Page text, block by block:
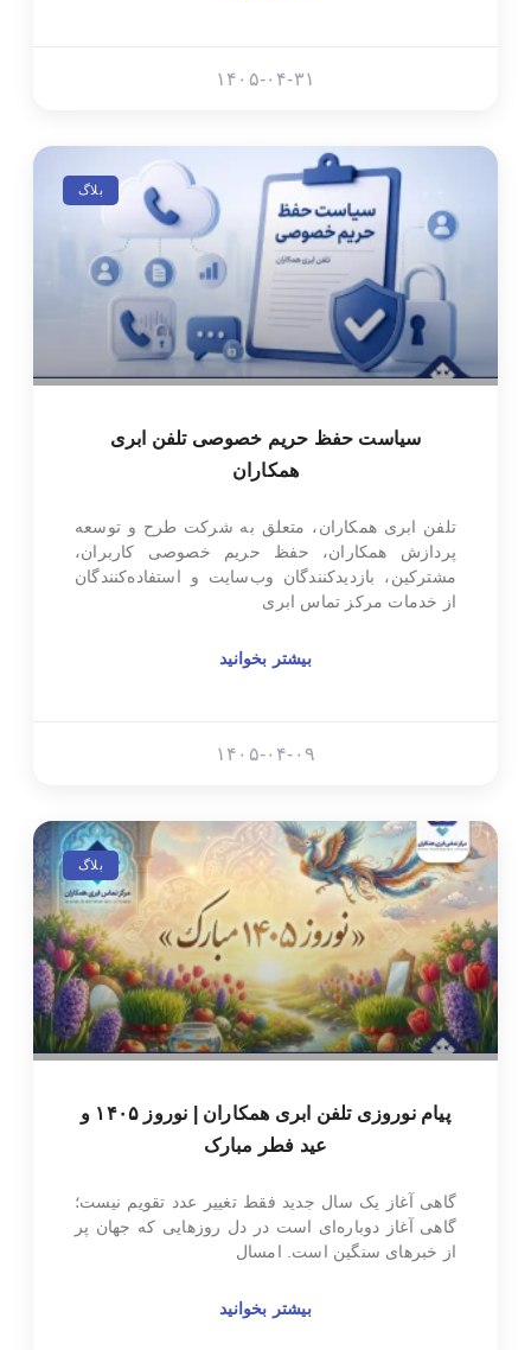
۱۴۰۵-۰۴-۳۱
بلاگ
سیاست حفظ حریم خصوصی تلفن ابری
همکاران
تلفن ابری همکاران، متعلق به شرکت طرح و توسعه
پردازش همکاران، حفظ حریم خصوصی کاربران،
مشترکین، بازدیدکنندگان وب‌سایت و استفاده‌کنندگان
از خدمات مرکز تماس ابری
بیشتر بخوانید
۱۴۰۵-۰۴-۰۹
بلاگ
پیام نوروزی تلفن ابری همکاران | نوروز ۱۴۰۵ و
عید فطر مبارک
گاهی آغاز یک سال جدید فقط تغییر عدد تقویم نیست؛
گاهی آغاز دوباره‌ای است در دل روزهایی که جهان پر
از خبرهای سنگین است. امسال
بیشتر بخوانید